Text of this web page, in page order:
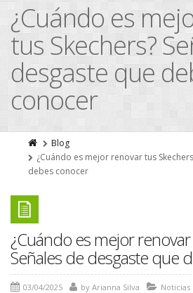
¿Cuándo es
tus Skechers?
desgaste que
conocer
Blog
¿Cuándo es mejor renovar tus
debes conocer
¿Cuándo es mejor
Señales de desgaste que
03/04/2025 by Arianna Silva Noticias